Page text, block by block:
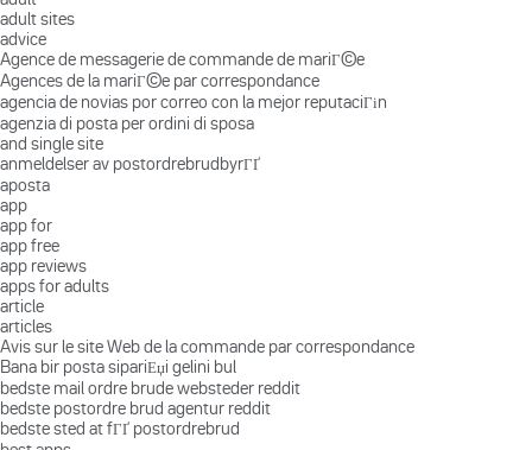
adult sites
advice
Agence de messagerie de commande de mariГ©e
Agences de la mariГ©e par correspondance
agencia de novias por correo con la mejor reputaciГіn
agenzia di posta per ordini di sposa
and single site
anmeldelser av postordrebrudbyrГҐ
aposta
app
app for
app free
app reviews
apps for adults
article
articles
Avis sur le site Web de la commande par correspondance
Bana bir posta sipariЕџi gelini bul
bedste mail ordre brude websteder reddit
bedste postordre brud agentur reddit
bedste sted at fГҐ postordrebrud